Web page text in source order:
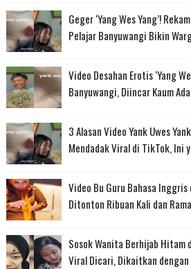
Geger ‘Yang Wes Yang’!
Pelajar Banyuwangi Bikin
Video Desahan Erotis ‘Yang
Banyuwangi, Diincar Kaum
3 Alasan Video Yank Uwes
Mendadak Viral di TikTok, Ini
Video Bu Guru Bahasa
Ditonton Ribuan Kali dan
Sosok Wanita Berhijab Hitam
Viral Dicari, Dikaitkan